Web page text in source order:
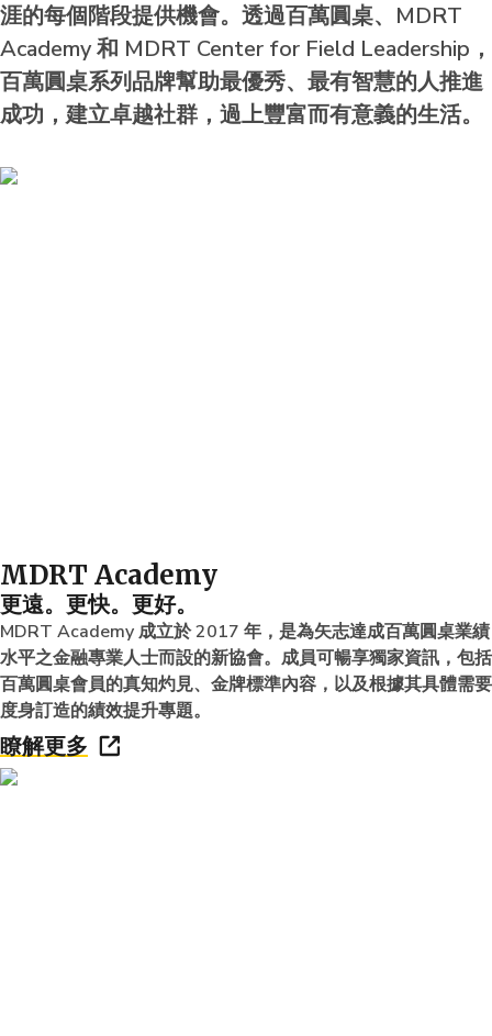
涯的每個階段提供機會。透過百萬圓桌、MDRT
Academy 和 MDRT Center for Field Leadership，
百萬圓桌系列品牌幫助最優秀、最有智慧的人推進
成功，建立卓越社群，過上豐富而有意義的生活。
MDRT Academy
更遠。更快。更好。
MDRT Academy 成立於 2017 年，是為矢志達成百萬圓桌業績
水平之金融專業人士而設的新協會。成員可暢享獨家資訊，包括
百萬圓桌會員的真知灼見、金牌標準內容，以及根據其具體需要
度身訂造的績效提升專題。
瞭解更多